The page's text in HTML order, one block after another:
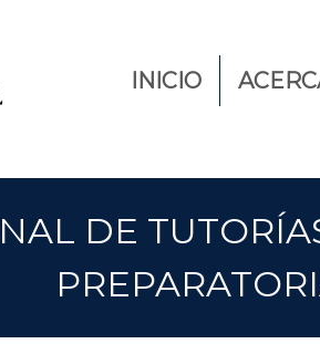
INICIO
DE